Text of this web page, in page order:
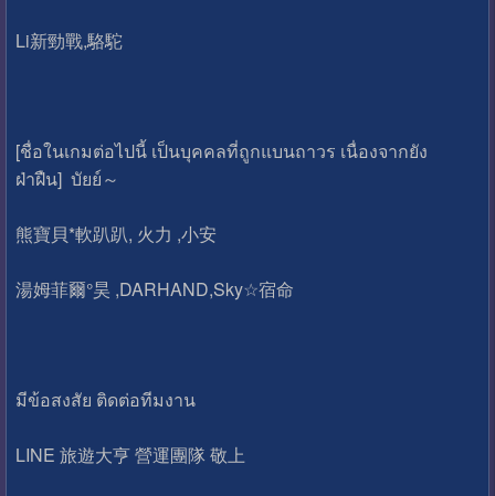
Li新勁戰,駱駝
[ชื่อในเกมต่อไปนี้ เป็นบุคคลที่ถูกแบนถาวร เนื่องจากยัง
ฝ่าฝืน] บัยย์～
熊寶貝*軟趴趴, 火力 ,小安
湯姆菲爾°昊 ,DARHAND,Sky☆宿命
มีข้อสงสัย ติดต่อทีมงาน
LINE 旅遊大亨 營運團隊 敬上